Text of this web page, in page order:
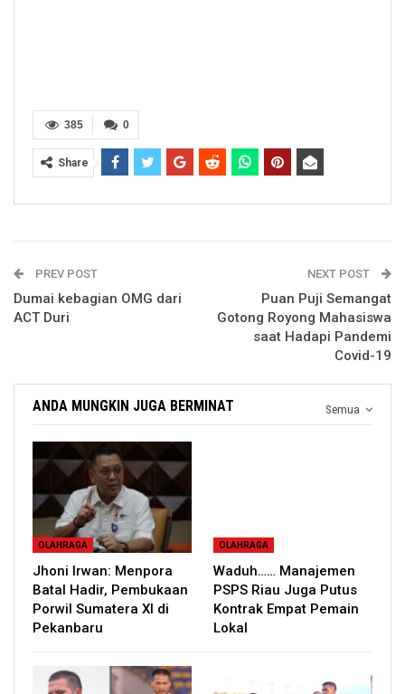
0
385
Share
PREV POST
Dumai kebagian OMG dari
ACT Duri
NEXT POST
Puan Puji Semangat
Gotong Royong Mahasiswa
saat Hadapi Pandemi
Covid-19
Semua
ANDA MUNGKIN JUGA BERMINAT
OLAHRAGA
Jhoni Irwan: Menpora
Batal Hadir, Pembukaan
Porwil Sumatera XI di
Pekanbaru
OLAHRAGA
Waduh…… Manajemen
PSPS Riau Juga Putus
Kontrak Empat Pemain
Lokal